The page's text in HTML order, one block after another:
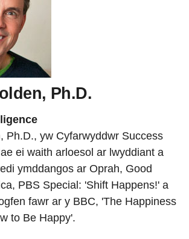
Ph.D.
Ph.D., yw Cyfarwyddwr Success
ei waith arloesol ar lwyddiant a
ymddangos ar Oprah, Good
PBS Special: 'Shift Happens!' a
fawr ar y BBC, 'The Happiness
to Be Happy'.